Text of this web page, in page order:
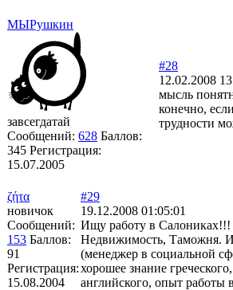
МЫРушкин
завсегдатай
Сообщений: 628 Баллов:
345 Регистрация:
15.07.2005
#28
12.02.2008
мысль
конечно,
трудности
ζήτα
новичок
Сообщений:
153 Баллов:
91
Регистрация:
15.08.2004
#29
19.12.2008 01:05:01
Ищу работу в Салониках!!!
Недвижимость,
(менеджер в социальной
хорошее знание
английского, опыт работы